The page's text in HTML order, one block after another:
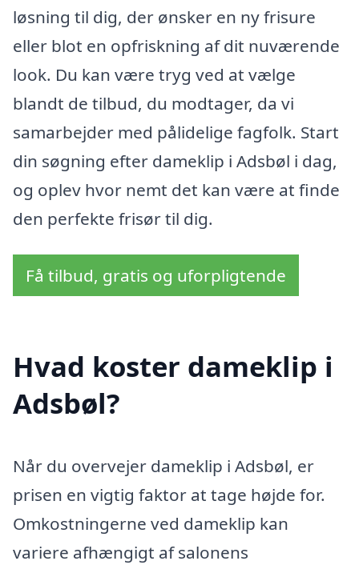
løsning til dig, der ønsker en ny frisure
eller blot en opfriskning af dit nuværende
look. Du kan være tryg ved at vælge
blandt de tilbud, du modtager, da vi
samarbejder med pålidelige fagfolk. Start
din søgning efter dameklip i Adsbøl i dag,
og oplev hvor nemt det kan være at finde
den perfekte frisør til dig.
Få tilbud, gratis og uforpligtende
Hvad koster dameklip i
Adsbøl?
Når du overvejer dameklip i Adsbøl, er
prisen en vigtig faktor at tage højde for.
Omkostningerne ved dameklip kan
variere afhængigt af salonens